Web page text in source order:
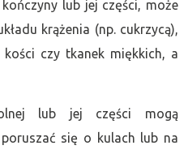
lub jej części, może
krążenia (np. cukrzycą),
czy tkanek miękkich, a
lub jej części mogą
się o kulach lub na